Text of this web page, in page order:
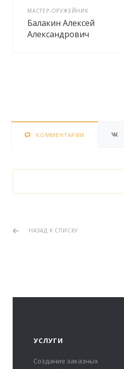
МАСТЕР-ОРУЖЕЙНИК
Балакин Алексей
Александрович
КОММЕНТАРИИ
НАЗАД К СПИСКУ
УСЛУГИ
Создание заказных